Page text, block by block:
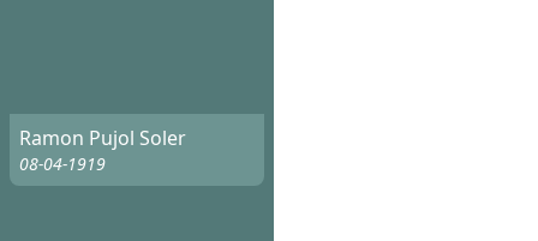
Ramon Pujol Soler
08-04-1919